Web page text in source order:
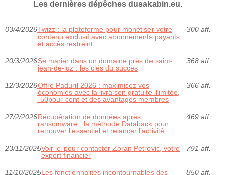
Les dernières dépêches dusakabin.eu.
03/4/2026Twizz : la plateforme pour monétiser votre
contenu exclusif avec abonnements payants
et accès restreint
300 aff.
20/3/2026Se marier dans un domaine près de saint-
jean-de-luz : les clés du succès
368 aff.
12/3/2026Offre Paduril 2026 : maximisez vos
économies avec la livraison gratuite illimitée,
-50pour-cent et des avantages membres
366 aff.
27/2/2026Récupération de données après
ransomware : la méthode Databack pour
retrouver l’essentiel et relancer l’activité
469 aff.
23/11/2025Voir ici pour contacter Zoran Petrovic, votre
expert financier
791 aff.
11/10/2025Les fonctionnalités incontournables des
850 aff.